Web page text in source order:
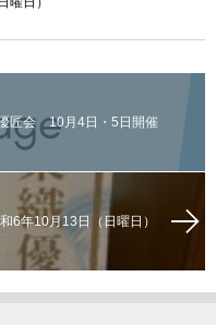
匠会 10月4日・5日開催
6年10月13日（日曜日）